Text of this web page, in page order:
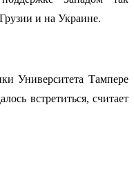
и на Украине.
Университета Тампере
встретиться, считает